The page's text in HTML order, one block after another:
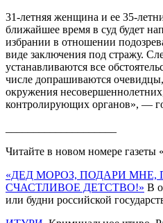
31-летняя женщина и ее 35-
ближайшее время в суд будет
избрании в отношении
виде заключения под стражу.
устанавливаются все
числе допрашиваются
окружения
контролирующих органов», —
Читайте в новом номере газеты
«ДЕД МОРОЗ, ПОДАРИ
СЧАСТЛИВОЕ ДЕТСТВО!» В
или будни российской